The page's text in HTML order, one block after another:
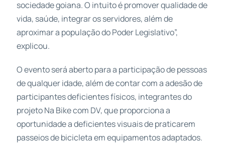
sociedade goiana. O intuito é promover qualidade de
vida, saúde, integrar os servidores, além de
aproximar a população do Poder Legislativo”,
explicou.
O evento será aberto para a participação de pessoas
de qualquer idade, além de contar com a adesão de
participantes deficientes físicos, integrantes do
projeto Na Bike com DV, que proporciona a
oportunidade a deficientes visuais de praticarem
passeios de bicicleta em equipamentos adaptados.